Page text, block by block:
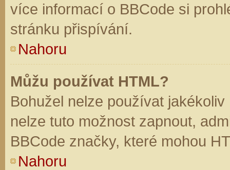
více informací o BBCode si
stránku přispívání.
Nahoru
Můžu používat HTML?
Bohužel nelze používat
nelze tuto možnost zapnout,
BBCode značky, které mohou
Nahoru